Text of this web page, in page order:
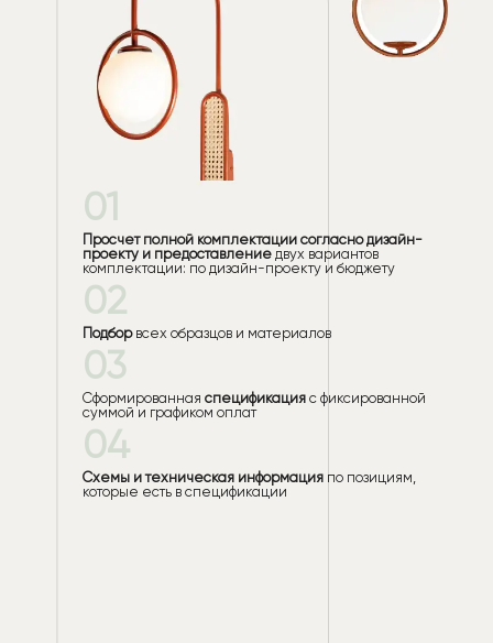
01
Просчет полной комплектации согласно дизайн-
проекту и предоставление двух вариантов
комплектации: по дизайн-проекту и бюджету
02
Подборвсех образцов и материалов
03
Сформированная спецификация с фиксированной
суммой и графиком оплат
04
Схемы и техническая информация по позициям,
которые есть в спецификации